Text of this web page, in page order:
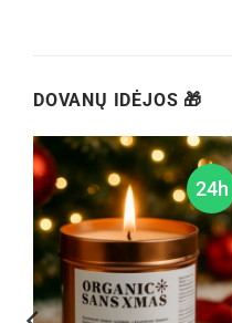
DOVANŲ IDĖJOS 🎁
24h